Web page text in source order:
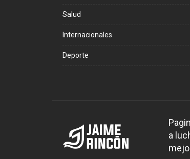
Salud
Internacionales
Deporte
a